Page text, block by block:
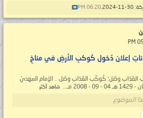
2024,
06:20 PM
إعلان دُخول كَوكبِ الأرضِ في مناخِ
العَذاب وصَل؛ كَوكَب العَذاب وصَل .. الإمام المهديّ
شاهد أكثر
الموضوع